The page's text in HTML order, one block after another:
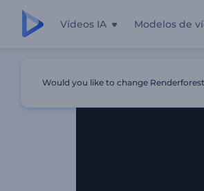
Vídeos IA Modelos de
Would you like to change